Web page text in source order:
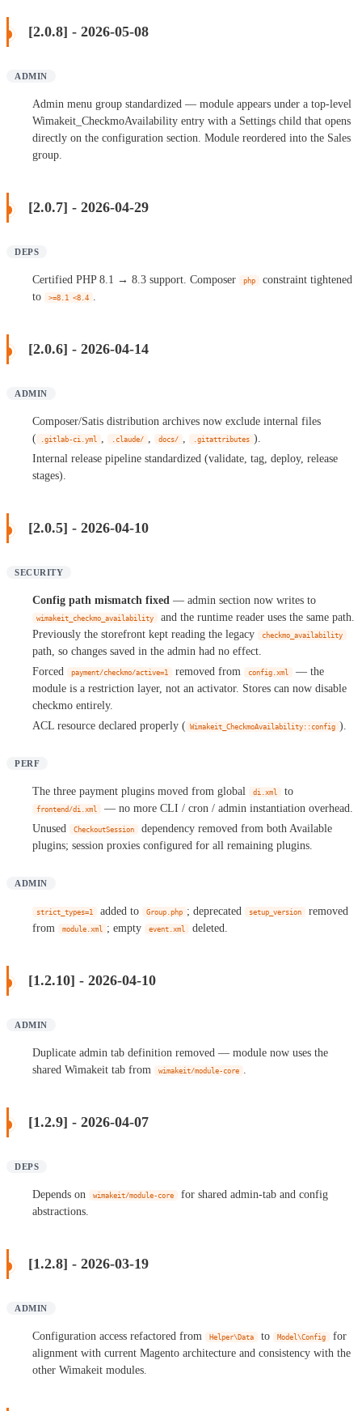
[2.0.8] - 2026-05-08
ADMIN
Admin menu group standardized — module appears under a top-level
Wimakeit_CheckmoAvailability entry with a Settings child that opens
directly on the configuration section. Module reordered into the Sales
group.
[2.0.7] - 2026-04-29
DEPS
Certified PHP 8.1 → 8.3 support. Composer php
constraint tightened
to
>=8.1 <8.4
[2.0.6] - 2026-04-14
ADMIN
Composer/Satis distribution archives now exclude internal files
(
.gitlab-ci.yml .claude/ docs/ .gitattributes ).
Internal release pipeline standardized (validate, tag, deploy, release
stages).
[2.0.5] - 2026-04-10
SECURITY
Config path mismatch fixed — admin section now writes to
wimakeit_checkmo_availability
and the runtime reader uses the same path.
Previously the storefront kept reading the legacy
checkmo_availability
path, so changes saved in the admin had no effect.
Forced
payment/checkmo/active=1 removed from config.xml
— the
module is a restriction layer, not an activator. Stores can now disable
checkmo entirely.
ACL resource declared properly ( Wimakeit_CheckmoAvailability::config ).
PERF
The three payment plugins moved from global di.xml to
frontend/di.xml
— no more CLI / cron / admin instantiation overhead.
Unused
CheckoutSession
dependency removed from both Available
plugins; session proxies configured for all remaining plugins.
ADMIN
strict_types=1 added to Group.php ; deprecated setup_version
removed
from
module.xml ; empty event.xml deleted.
[1.2.10] - 2026-04-10
ADMIN
Duplicate admin tab definition removed — module now uses the
shared Wimakeit tab from
wimakeit/module-core
[1.2.9] - 2026-04-07
DEPS
Depends on wimakeit/module-core
for shared admin-tab and config
abstractions.
[1.2.8] - 2026-03-19
ADMIN
Configuration access refactored from Helper\Data to Model\Config
for
alignment with current Magento architecture and consistency with the
other Wimakeit modules.